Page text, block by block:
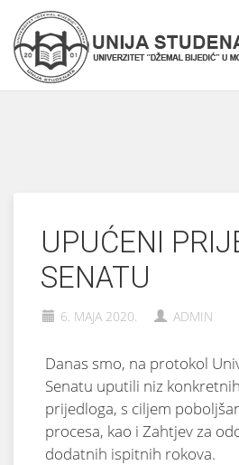
UPUĆENI
SENATU
6. MAJA 2020. ADMIN
Danas smo, na protokol
Senatu uputili niz
prijedloga, s ciljem
procesa, kao i Zahtjev za
dodatnih ispitnih rokova.